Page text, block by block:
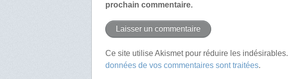
prochain commentaire.
Ce site utilise Akismet pour réduire les indésirables.
données de vos commentaires sont traitées.